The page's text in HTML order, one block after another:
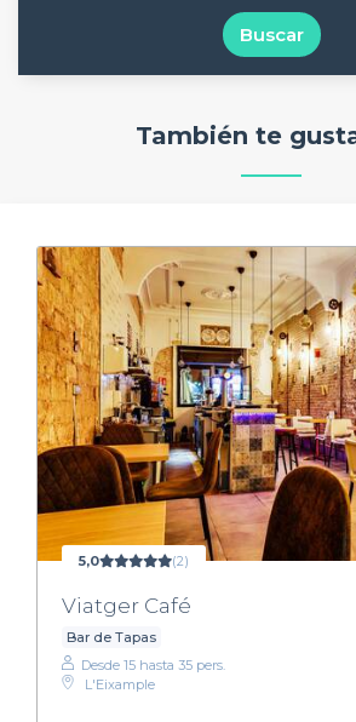
Buscar
También te
5,0 (2)
Viatger Café
Bar de Tapas
Desde 15 hasta 35 pers.
L'Eixample